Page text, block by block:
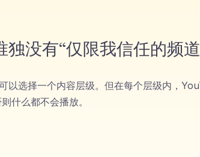
没有“仅限我信任的频
选择一个内容层级。但在每个层级内，
什么都不会播放。